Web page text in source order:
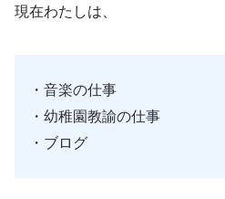
現在わたしは、
・音楽の仕事
・幼稚園教諭の仕事
・ブログ